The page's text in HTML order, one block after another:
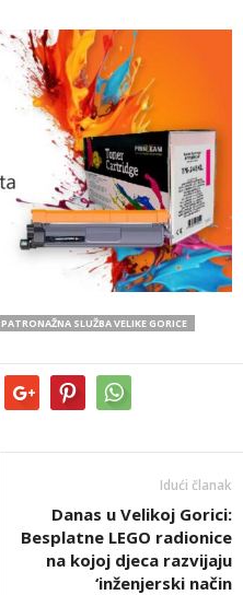
PATRONAŽNA SLUŽBA VELIKE GORICE
Idući članak
Danas u Velikoj Gorici:
Besplatne LEGO radionice
na kojoj djeca razvijaju
‘inženjerski način